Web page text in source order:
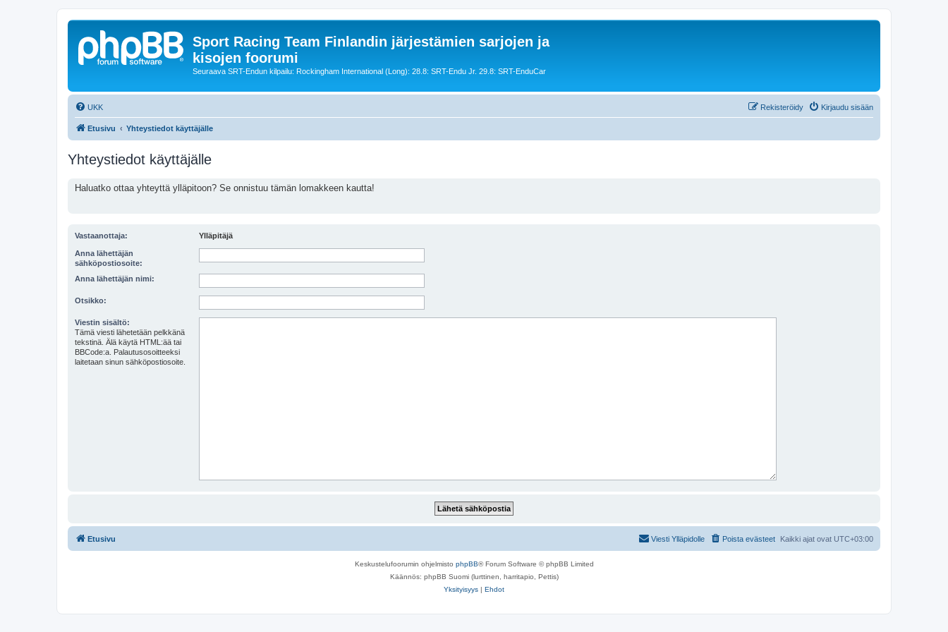
Sport Racing Team Finlandin järjestämien sarjojen ja
kisojen foorumi
Seuraava SRT-Endun kilpailu: Rockingham International (Long): 28.8: SRT-Endu Jr. 29.8: SRT-EnduCar
UKK Kirjaudu sisään
Rekisteröidy
Etusivu Yhteystiedot käyttäjälle
Yhteystiedot käyttäjälle
Haluatko ottaa yhteyttä ylläpitoon? Se onnistuu tämän lomakkeen kautta!
Vastaanottaja: Ylläpitäjä
Anna lähettäjän
sähköpostiosoite:
Anna lähettäjän nimi:
Otsikko:
Viestin sisältö:
Tämä viesti lähetetään pelkkänä
tekstinä. Älä käytä HTML:ää tai
BBCode:a. Palautusosoitteeksi
laitetaan sinun sähköpostiosoite.
Etusivu Kaikki ajat ovat UTC+03:00
Poista evästeet
Viesti Ylläpidolle
Keskustelufoorumin ohjelmisto phpBB® Forum Software © phpBB Limited
Käännös: phpBB Suomi (lurttinen, harritapio, Pettis)
Yksityisyys | Ehdot